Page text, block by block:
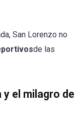
San Lorenzo no
de las
y el milagro de